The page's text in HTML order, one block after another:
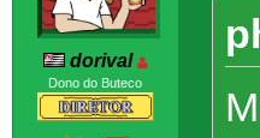
dorival
Dono do Buteco